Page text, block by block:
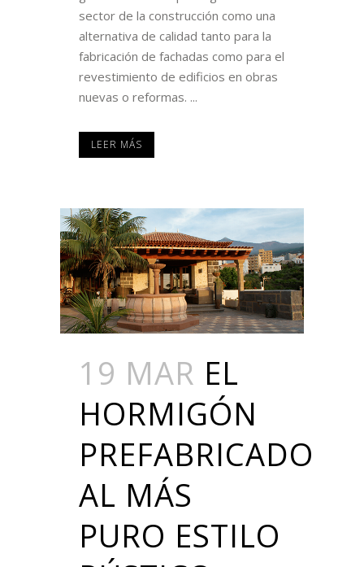
sector de la construcción como una
alternativa de calidad tanto para la
fabricación de fachadas como para el
revestimiento de edificios en obras
nuevas o reformas. ...
LEER MÁS
19 MAR EL
HORMIGÓN
PREFABRICADO
AL MÁS
PURO ESTILO